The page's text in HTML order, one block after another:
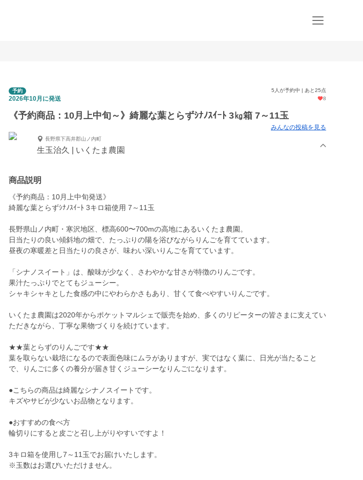
予約 5人が予約中 | あと25点
2026年10月に発送 8
《予約商品：10月上中旬～》綺麗な葉とらずｼﾅﾉｽｲｰﾄ 3㎏箱 7～11玉
みんなの投稿を見る
長野県下高井郡山ノ内町
生玉治久 | いくたま農園
商品説明
《予約商品：10月上中旬発送》
綺麗な葉とらずｼﾅﾉｽｲｰﾄ 3キロ箱使用 7～11玉
長野県山ノ内町・寒沢地区、標高600〜700mの高地にあるいくたま農園。
日当たりの良い傾斜地の畑で、たっぷりの陽を浴びながらりんごを育てています。
昼夜の寒暖差と日当たりの良さが、味わい深いりんごを育てています。
「シナノスイート」は、酸味が少なく、さわやかな甘さが特徴のりんごです。
果汁たっぷりでとてもジューシー。
シャキシャキとした食感の中にやわらかさもあり、甘くて食べやすいりんごです。
いくたま農園は2020年からポケットマルシェで販売を始め、多くのリピーターの皆さまに支えてい
ただきながら、丁寧な果物づくりを続けています。
★★葉とらずのりんごです★★
葉を取らない栽培になるので表面色味にムラがありますが、実ではなく葉に、日光が当たること
で、りんごに多くの養分が届き甘くジューシーなりんごになります。
●こちらの商品は綺麗なシナノスイートです。
キズやサビが少ないお品物となります。
●おすすめの食べ方
輪切りにすると皮ごと召し上がりやすいですよ！
3キロ箱を使用し7～11玉でお届けいたします。
※玉数はお選びいただけません。